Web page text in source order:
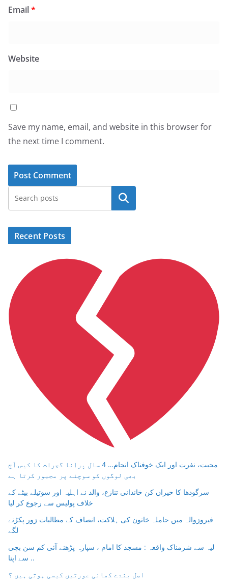
Email*
Website
Save my name, email, and website in this browser for
the next time I comment.
Search
Recent Posts
محبت، نفرت اور ایک خوفناک انجام… 4 سال پرانا گجرات کا کیس آج
بھی لوگوں کو سوچنے پر مجبور کرتا ہے
سرگودھا کا حیران کن خاندانی تنازع، والد نے اہلیہ اور سوتیلے بیٹے کے
خلاف پولیس سے رجوع کر لیا
فیروزوالہ میں حاملہ خاتون کی ہلاکت، انصاف کے مطالبات زور پکڑنے
لگے
لیہ سے شرمناک واقعہ : مسجد کا امام ، سپارہ پڑھنے آئی کم سن بچی
سے اپنا ..
اصل بندے کھانی عورتیں کیسی ہوتی ہیں ؟